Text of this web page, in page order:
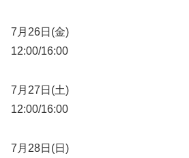
7月26日(金)
12:00/16:00
7月27日(土)
12:00/16:00
7月28日(日)